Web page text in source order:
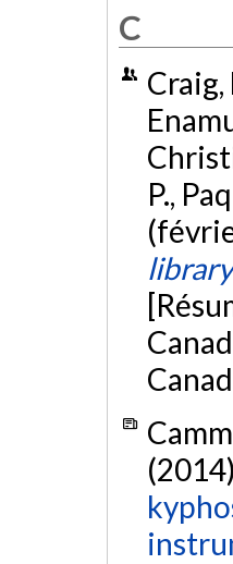
C
Craig,
P.,